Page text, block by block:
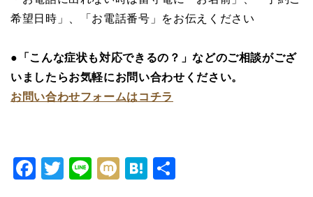
希望日時」、「お電話番号」をお伝えください
●「こんな症状も対応できるの？」などのご相談がござ
いましたらお気軽にお問い合わせください。
お問い合わせフォームはコチラ
Facebook
Twitter
LineMixiHatena